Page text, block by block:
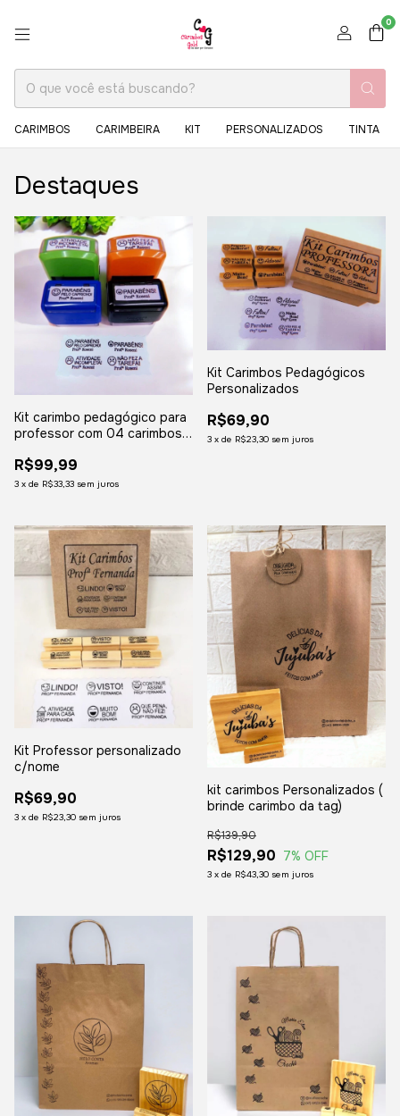
0
CARIMBOS CARIMBEIRA KIT PERSONALIZADOS TINTA
Destaques
Kit carimbo pedagógico para
professor com 04 carimbos
descrição!
R$99,99
3 x de R$33,33 sem juros
Kit Carimbos Pedagógicos
Personalizados
R$69,90
3 x de R$23,30 sem juros
Kit Professor personalizado
c/nome
R$69,90
3 x de R$23,30 sem juros
kit carimbos Personalizados (
brinde carimbo da tag)
R$129,90
R$139,90
7% OFF
3 x de R$43,30 sem juros